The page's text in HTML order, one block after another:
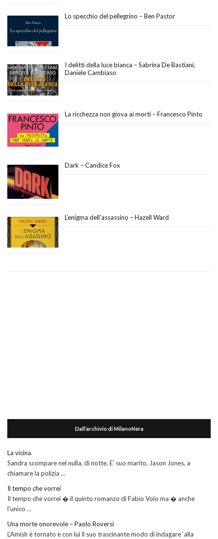
Lo specchio del pellegrino – Ben Pastor
I delitti della luce bianca – Sabrina De Bastiani,
Daniele Cambiaso
La ricchezza non giova ai morti – Francesco Pinto
Dark – Candice Fox
L’enigma dell’assassino – Hazell Ward
Dall’archivio di MilanoNera
La vicina
Sandra scompare nel nulla, di notte. E’ suo marito, Jason Jones, a
chiamare la polizia …
Il tempo che vorrei
Il tempo che vorrei � il quinto romanzo di Fabio Volo ma � anche
l’unico …
Una morte onorevole – Paolo Roversi
L’Amish è tornato e con lui il suo trascinante modo di indagare ‘alla